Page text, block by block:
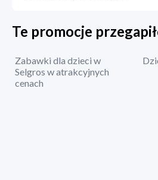
Te promocje
Zabawki dla dzieci w
Selgros w atrakcyjnych
cenach